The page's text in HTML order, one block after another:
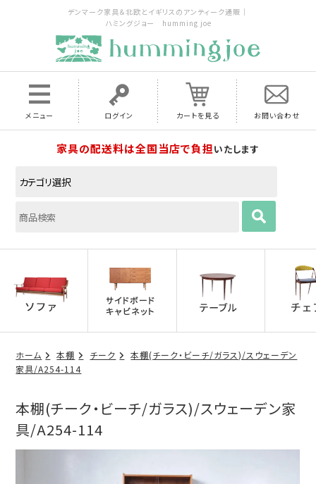
デンマーク家具＆北欧とイギリスのアンティーク通販｜
ハミングジョー humming joe
メニュー ログイン カートを見る お問い合わせ
家具の配送料は全国当店で負担いたします
ホーム 本棚 チーク
本棚(チーク・ビーチ/ガラス)/スウェーデン
家具/A254-114
本棚(チーク・ビーチ/ガラス)/スウェーデン家
具/A254-114